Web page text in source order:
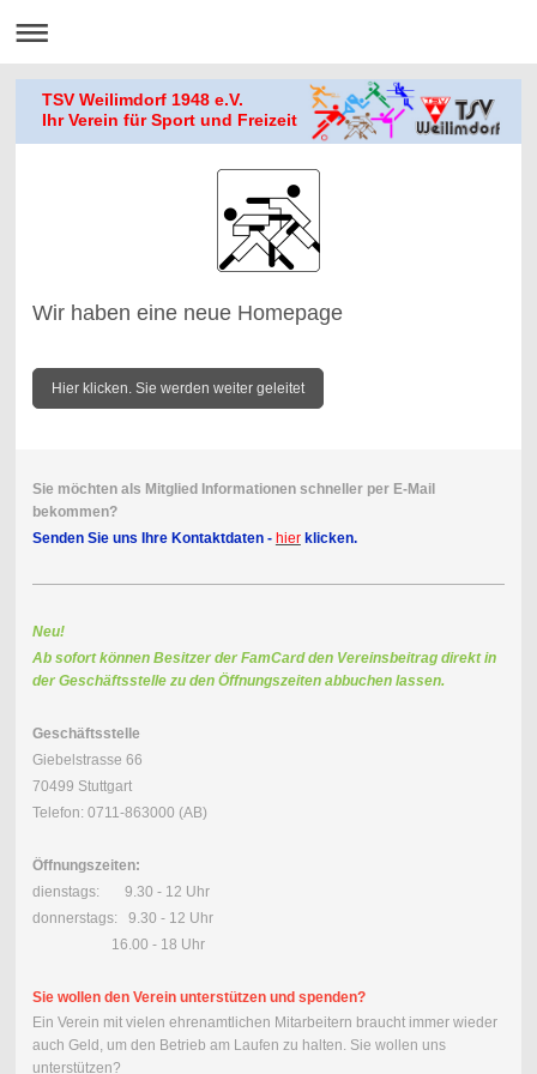
TSV Weilimdorf 1948 e.V.
Ihr Verein für Sport und Freizeit
Wir haben eine neue Homepage
Hier klicken. Sie werden weiter geleitet
Sie möchten als Mitglied Informationen schneller per E-Mail
bekommen?
Senden Sie uns Ihre Kontaktdaten - hierklicken.
Neu!
Ab sofort können Besitzer der FamCard den Vereinsbeitrag direkt in
der Geschäftsstelle zu den Öffnungszeiten abbuchen lassen.
Geschäftsstelle
Giebelstrasse 66
70499 Stuttgart
Telefon: 0711-863000 (AB)
Öffnungszeiten:
dienstags: 9.30 - 12 Uhr
donnerstags: 9.30 - 12 Uhr
16.00 - 18 Uhr
Sie wollen den Verein unterstützen und spenden?
Ein Verein mit vielen ehrenamtlichen Mitarbeitern braucht immer wieder
auch Geld, um den Betrieb am Laufen zu halten. Sie wollen uns
unterstützen?